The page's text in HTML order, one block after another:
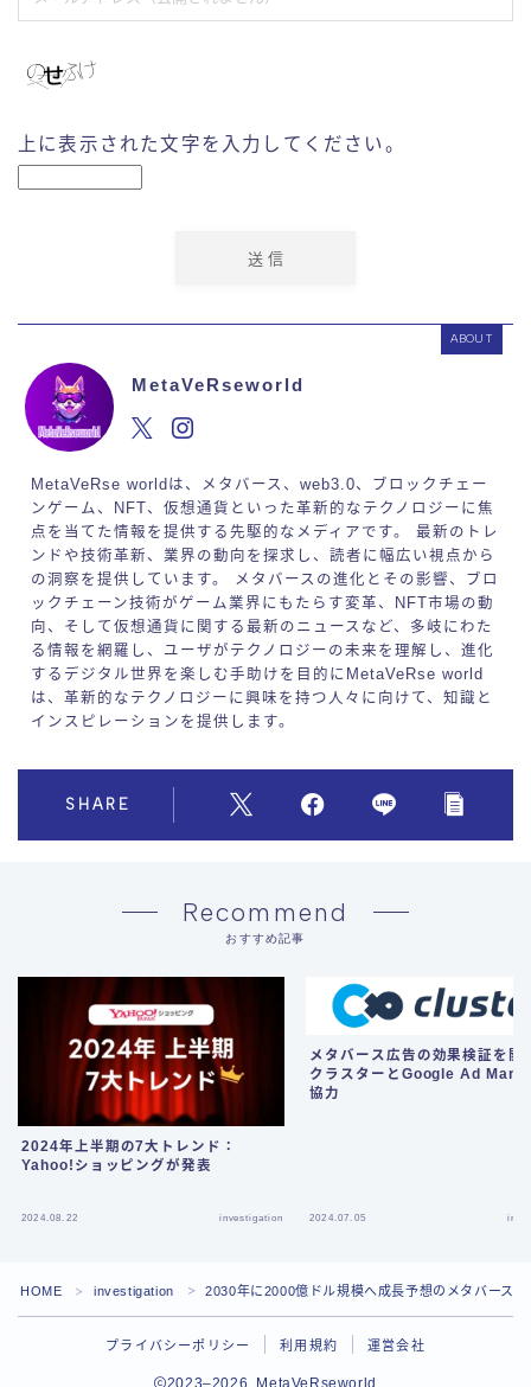
上に表示された文字を入力してください。
ABOUT
MetaVeRseworld
MetaVeRse worldは、メタバース、web3.0、ブロックチェー
ンゲーム、NFT、仮想通貨といった革新的なテクノロジーに焦
点を当てた情報を提供する先駆的なメディアです。 最新のトレ
ンドや技術革新、業界の動向を探求し、読者に幅広い視点から
の洞察を提供しています。 メタバースの進化とその影響、ブロ
ックチェーン技術がゲーム業界にもたらす変革、NFT市場の動
向、そして仮想通貨に関する最新のニュースなど、多岐にわた
る情報を網羅し、ユーザがテクノロジーの未来を理解し、進化
するデジタル世界を楽しむ手助けを目的にMetaVeRse world
は、革新的なテクノロジーに興味を持つ人々に向けて、知識と
インスピレーションを提供します。
SHARE
Recommend
おすすめ記事
2024年上半期の7大トレンド：
Yahoo!ショッピングが発表
2024.08.22 investigation
メタバース広告の効果検証を開
クラスターとGoogle Ad
協力
2024.07.05
HOME ＞ investigation ＞ 2030年に2000億ドル規模へ成長予想のメタバースe
プライバシーポリシー 利用規約 運営会社